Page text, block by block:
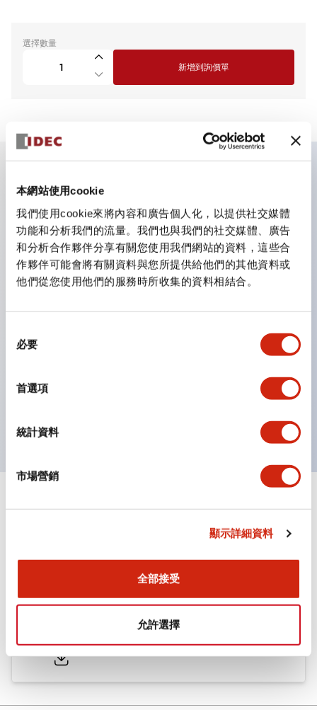
本網站使用cookie
我們使用cookie來將內容和廣告個人化，以提供社交媒體
功能和分析我們的流量。我們也與我們的社交媒體、廣告
和分析合作夥伴分享有關您使用我們網站的資料，這些合
作夥伴可能會將有關資料與您所提供給他們的其他資料或
他們從您使用他們的服務時所收集的資料相結合。
必要
首選項
統計資料
市場營銷
顯示詳細資料
全部接受
允許選擇
選擇數量
新增到詢價單
主要特點
CS型凸輪開關是方便用於設備的開關和切換，適用範圍廣
泛的操作開關器。
提供72種標準迴路
透過6種形式與接點模組段數的組合，可實現各種接點構
造。
配備可確認接點狀態的指示燈，並提供手柄操作型、鑰匙
手柄可從6種中選擇
文件和檔案
型錄和宣傳手冊 CAD檔 認證與標準
ø25/30 系列 CS型 凸輪開關